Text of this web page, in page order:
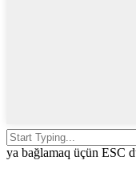
ya bağlamaq üçün ESC